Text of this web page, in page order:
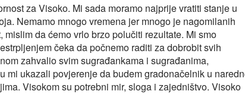
za Visoko. Mi sada moramo najprije vratiti stanje u
Nemamo mnogo vremena jer mnogo je nagomilanih
da ćemo vrlo brzo polučiti rezultate. Mi smo
čeka da počnemo raditi za dobrobit svih
zahvalio svim sugrađankama i sugrađanima,
mi ukazali povjerenje da budem gradonačelnik u
Visokom su potrebni mir, sloga i zajedništvo. Visoko